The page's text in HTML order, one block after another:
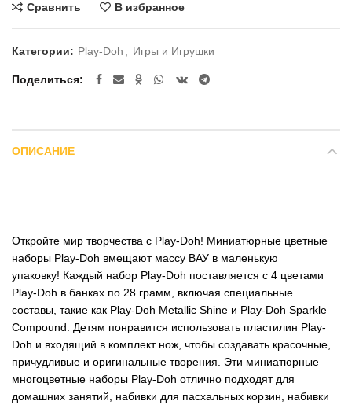
Сравнить В избранное
Категории: Play-Doh Игры и Игрушки
Поделиться
ОПИСАНИЕ
Откройте мир творчества с Play-Doh! Миниатюрные цветные
наборы Play-Doh вмещают массу ВАУ в маленькую
упаковку! Каждый набор Play-Doh поставляется с 4 цветами
Play-Doh в банках по 28 грамм, включая специальные
составы, такие как Play-Doh Metallic Shine и Play-Doh Sparkle
Compound. Детям понравится использовать пластилин Play-
Doh и входящий в комплект нож, чтобы создавать красочные,
причудливые и оригинальные творения. Эти миниатюрные
многоцветные наборы Play-Doh отлично подходят для
домашних занятий, набивки для пасхальных корзин, набивки